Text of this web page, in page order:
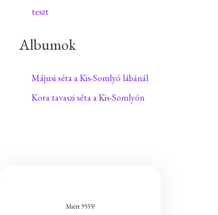
teszt
Albumok
Májusi séta a Kis-Somlyó lábánál
Kora tavaszi séta a Kis-Somlyón
Miért 9555?